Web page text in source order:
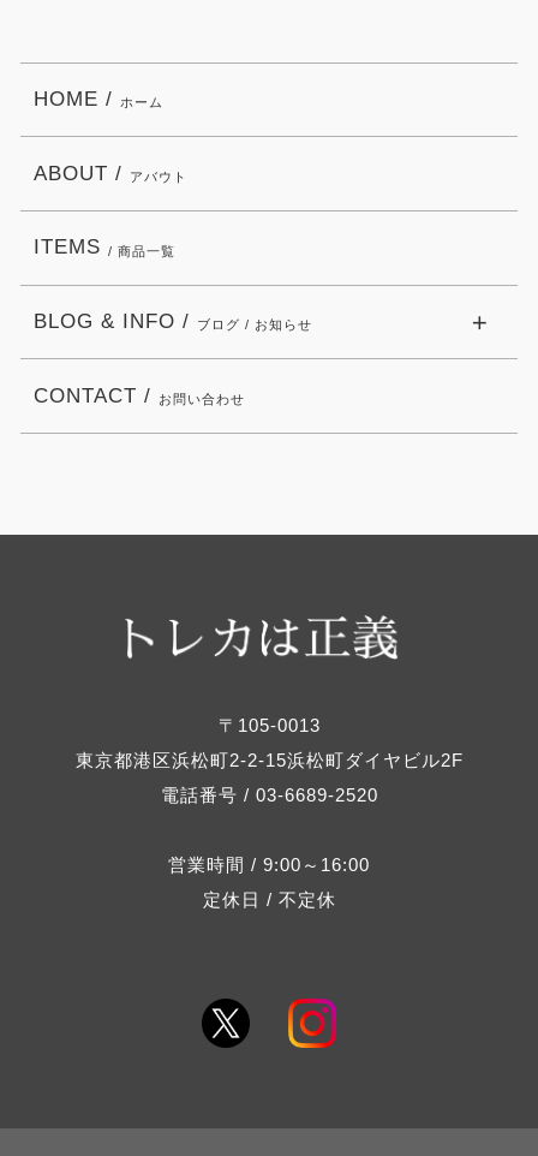
〒105-0013
東京都港区浜松町2-2-15浜松町ダイヤビル2F
電話番号 / 03-6689-2520
営業時間 / 9:00～16:00
定休日 / 不定休
HOME / ホーム
ABOUT / アバウト
ITEMS / 商品一覧
BLOG & INFO / ブログ / お知らせ
CONTACT / お問い合わせ